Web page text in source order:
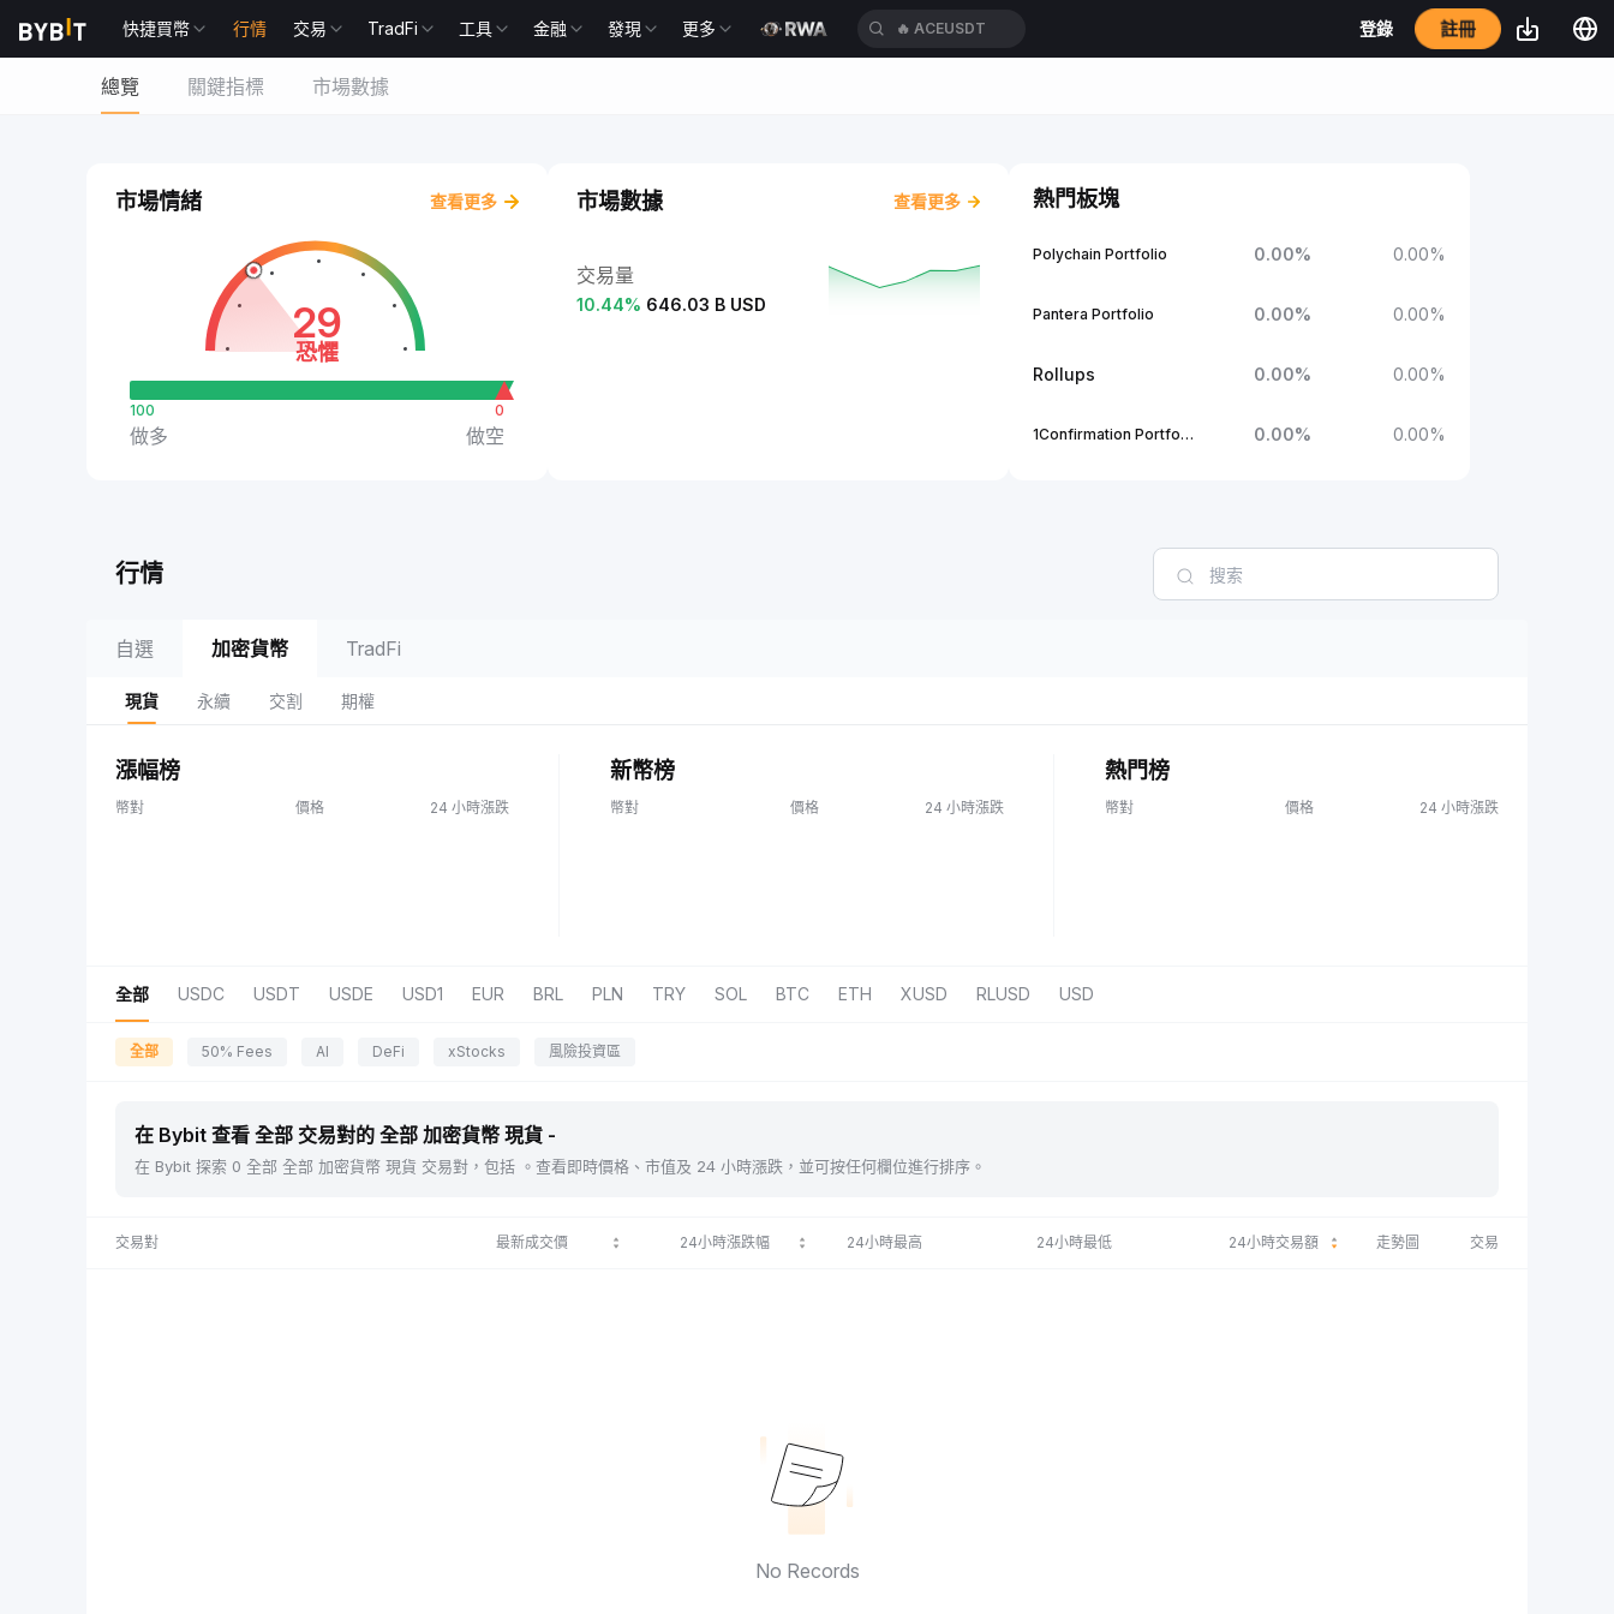
快捷買幣 行情 交易 TradFi 工具 金融 發現 更多 🔥 ACEUSDT 登錄 註冊
總覽 關鍵指標 市場數據
市場情緒 查看更多
29
恐懼
100
做多
0
做空
市場數據 查看更多
交易量
10.44% 646.03 B USD
熱門板塊
Polychain Portfolio 0.00% 0.00%
Pantera Portfolio 0.00% 0.00%
Rollups 0.00% 0.00%
1Confirmation Portfolio 0.00% 0.00%
行情
自選 加密貨幣 TradFi
現貨 永續 交割 期權
漲幅榜
幣對 價格 24 小時漲跌
新幣榜
幣對 價格 24 小時漲跌
熱門榜
幣對 價格 24 小時漲跌
全部 USDC USDT USDE USD1 EUR BRL PLN TRY SOL BTC ETH XUSD RLUSD USD
全部 50% Fees AI DeFi xStocks 風險投資區
在 Bybit 查看 全部 交易對的 全部 加密貨幣 現貨 -
在 Bybit 探索 0 全部 全部 加密貨幣 現貨 交易對，包括 。查看即時價格、市值及 24 小時漲跌，並可按任何欄位進行排序。
交易對 最新成交價 24小時漲跌幅 24小時最高 24小時最低 24小時交易額 走勢圖 交易
No Records